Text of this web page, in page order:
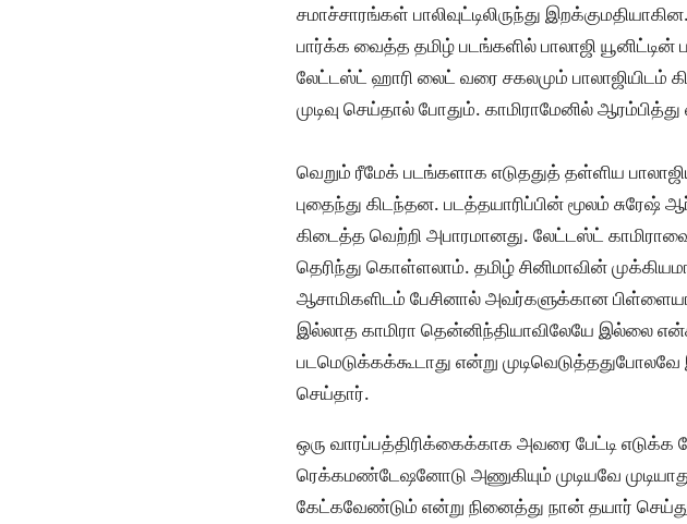
சமாச்சாரங்கள் பாலிவுட்டிலிருந்து
பார்க்க வைத்த தமிழ் படங்களில் பாலாஜி யூனிட்டின்
லேட்டஸ்ட் ஹாரி லைட் வரை சகலமும் பாலாஜியிடம்
முடிவு செய்தால் போதும். காமிராமேனில்
வெறும் ரீமேக் படங்களாக எடுததுத் தள்ளிய
புதைந்து கிடந்தன. படத்தயாரிப்பின் மூலம் சுரேஷ்
கிடைத்த வெற்றி அபாரமானது. லேட்டஸ்ட்
தெரிந்து கொள்ளலாம். தமிழ் சினிமாவின்
ஆசாமிகளிடம் பேசினால் அவர்களுக்கான பிள்ளையார்
இல்லாத காமிரா தென்னிந்தியாவிலேயே இல்லை
படமெடுக்கக்கூடாது என்று
செய்தார்.
ஒரு வாரப்பத்திரிக்கைக்காக அவரை பேட்டி
ரெக்கமண்டேஷனோடு அணுகியும் முடியவே
கேட்கவேண்டும் என்று நினைத்து நான் தயார்